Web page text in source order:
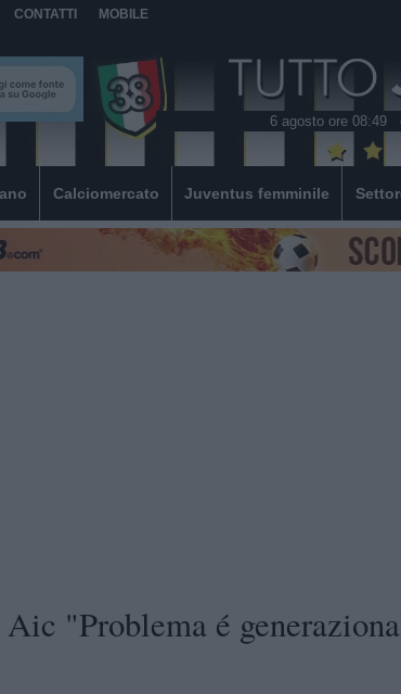
CONTATTI MOBILE
6 agosto ore 08:49
Calciomercato Juventus femminile
Aic "Problema é